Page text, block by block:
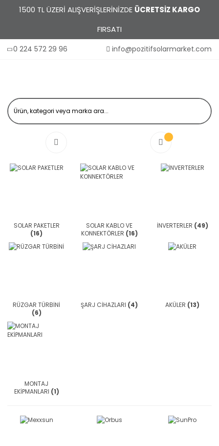
1500 TL ÜZERİ ALIŞVERİŞLERİNİZDE ÜCRETSİZ KARGO
FIRSATI
0 224 572 29 96 info@pozitifsolarmarket.com
SOLAR PAKETLER
(16)
SOLAR KABLO VE
KONNEKTÖRLER (16)
İNVERTERLER (49)
RÜZGAR TÜRBİNİ
(6)
ŞARJ CİHAZLARI (4) AKÜLER (13)
MONTAJ
EKİPMANLARI (1)